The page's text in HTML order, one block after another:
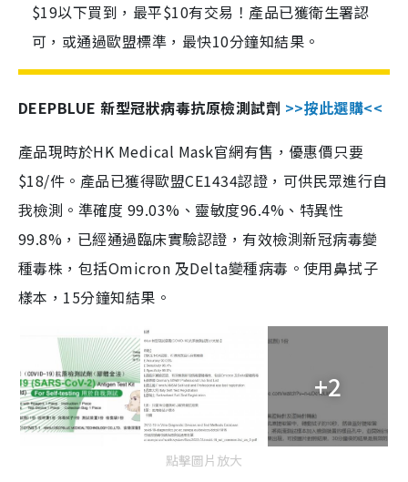
$19以下買到，最平$10有交易！產品已獲衛生署認
可，或通過歐盟標準，最快10分鐘知結果。
DEEPBLUE 新型冠狀病毒抗原檢測試劑 >>按此選購<<
產品現時於HK Medical Mask官網有售，優惠價只要
$18/件。產品已獲得歐盟CE1434認證，可供民眾進行自
我檢測。準確度 99.03%、靈敏度96.4%、特異性
99.8%，已經通過臨床實驗認證，有效檢測新冠病毒變
種毒株，包括Omicron 及Delta變種病毒。使用鼻拭子
樣本，15分鐘知結果。
+2
點擊圖片放大